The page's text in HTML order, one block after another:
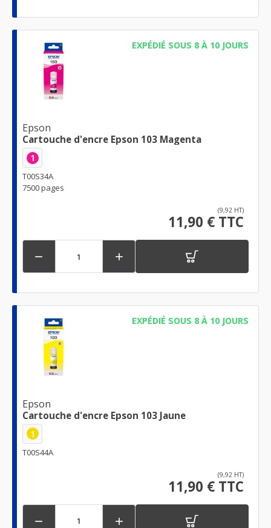
EXPÉDIÉ SOUS 8 À 10 JOURS
Epson
Cartouche d'encre Epson 103 Magenta
1
T00S34A
7500 pages
(9,92 HT)
11,90 € TTC
 
EXPÉDIÉ SOUS 8 À 10 JOURS
Epson
Cartouche d'encre Epson 103 Jaune
1
T00S44A
(9,92 HT)
11,90 € TTC
 